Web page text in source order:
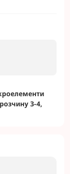
3-4,